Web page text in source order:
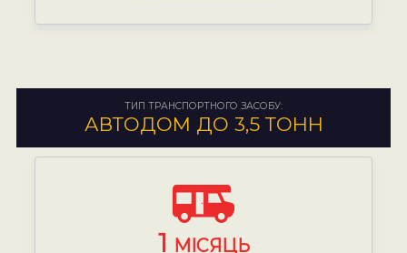
ТИП ТРАНСПОРТНОГО ЗАСОБУ:
АВТОДОМ ДО 3,5 ТОНН
1 МІСЯЦЬ